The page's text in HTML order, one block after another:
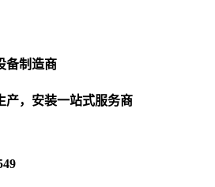
备制造商
产，安装一站式服务商